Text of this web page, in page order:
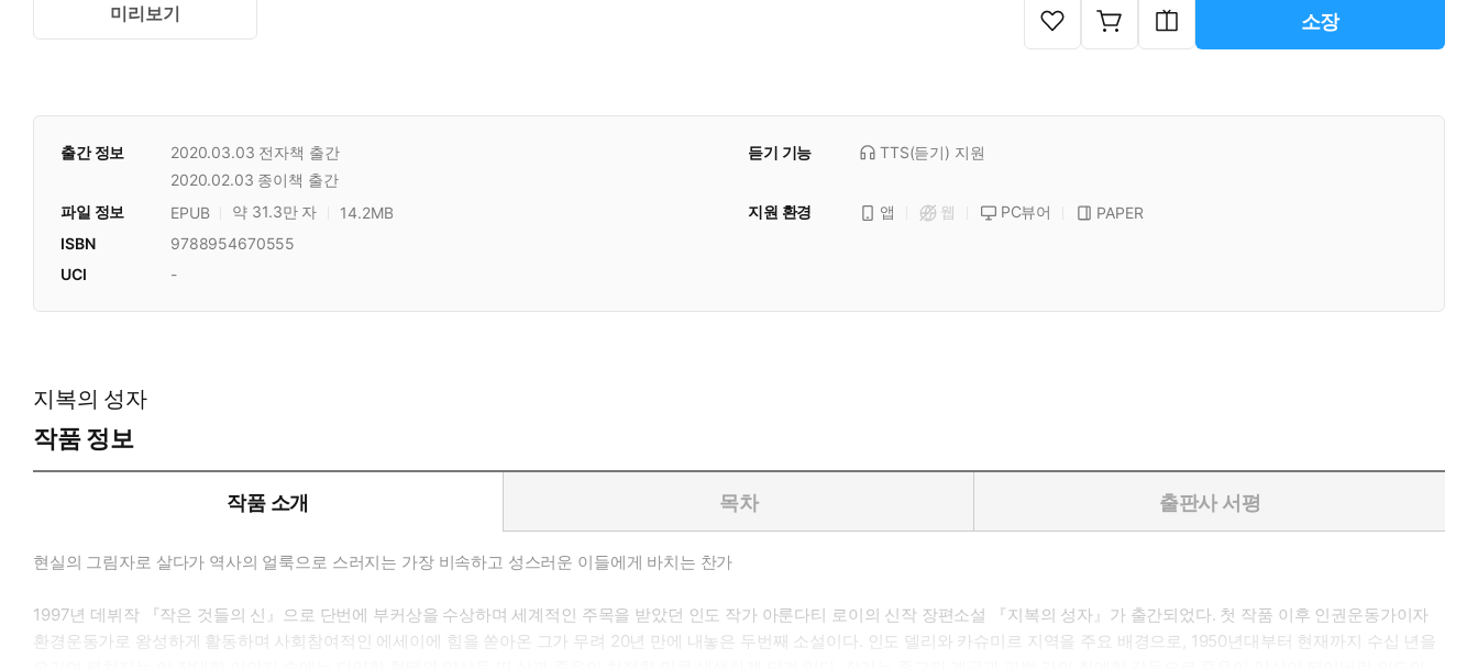
미리보기 소장
출간 정보 2020.03.03 전자책 출간
2020.02.03 종이책 출간
듣기 기능 TTS(듣기) 지원
파일 정보 EPUB 약 31.3만 자 14.2MB 지원 환경 앱 웹 PC뷰어
PAPER
ISBN
9788954670555
UCI
-
지복의 성자
작품 정보
작품 소개 목차 출판사 서평
현실의 그림자로 살다가 역사의 얼룩으로 스러지는 가장 비속하고 성스러운 이들에게 바치는 찬가
1997년 데뷔작 『작은 것들의 신』으로 단번에 부커상을 수상하며 세계적인 주목을 받았던 인도 작가 아룬다티 로이의 신작 장편소설 『지복의 성자』가 출간되었다. 첫 작품 이후 인권운동가이자
환경운동가로 왕성하게 활동하며 사회참여적인 에세이에 힘을 쏟아온 그가 무려 20년 만에 내놓은 두번째 소설이다. 인도 델리와 카슈미르 지역을 주요 배경으로, 1950년대부터 현재까지 수십 년을